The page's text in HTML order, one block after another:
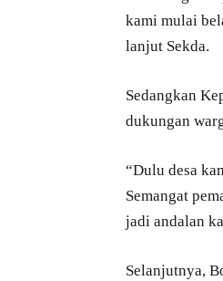
kami mulai
lanjut Sekda.
Sedangkan
dukungan
“Dulu desa
Semangat
jadi andalan
Selanjutnya,